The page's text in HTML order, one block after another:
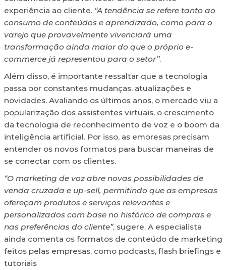
experiência ao cliente. “A tendência se refere tanto ao
consumo de conteúdos e aprendizado, como para o
varejo que provavelmente vivenciará uma
transformação ainda maior do que o próprio e-
commerce já representou para o setor”.
Além disso, é importante ressaltar que a tecnologia
passa por constantes mudanças, atualizações e
novidades. Avaliando os últimos anos, o mercado viu a
popularização dos assistentes virtuais, o crescimento
da tecnologia de reconhecimento de voz e o boom da
inteligência artificial. Por isso, as empresas precisam
entender os novos formatos para buscar maneiras de
se conectar com os clientes.
“O marketing de voz abre novas possibilidades de
venda cruzada e up-sell, permitindo que as empresas
ofereçam produtos e serviços relevantes e
personalizados com base no histórico de compras e
nas preferências do cliente”, sugere. A especialista
ainda comenta os formatos de conteúdo de marketing
feitos pelas empresas, como podcasts, flash briefings e
tutoriais